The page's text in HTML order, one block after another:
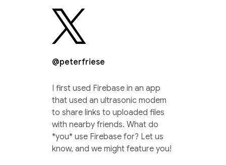
@peterfriese
I first used Firebase in an app
that used an ultrasonic modem
to share links to uploaded files
with nearby friends. What do
*you* use Firebase for? Let us
know, and we might feature you!